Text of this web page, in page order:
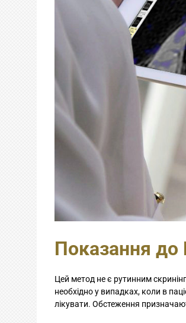
Показання до
Цей метод не є рутинним
необхідно у випадках, коли в
лікувати. Обстеження